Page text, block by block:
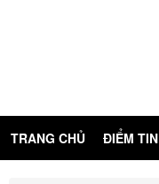
TRANG CHỦ ĐIỂM TIN